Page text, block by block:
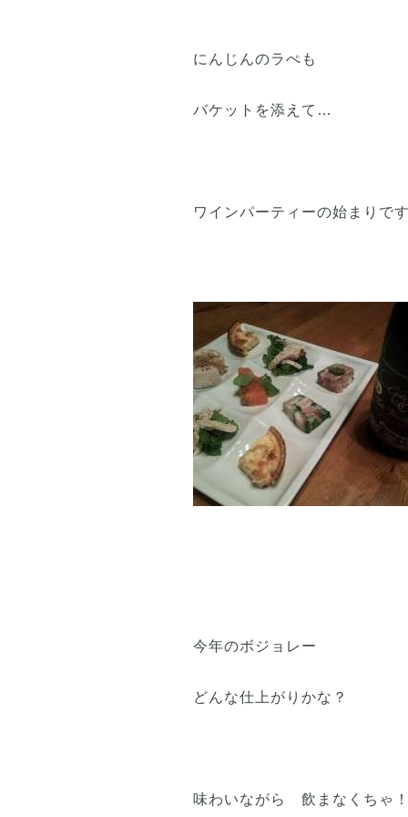
にんじんのラぺも
バケットを添えて…
ワインパーティーの始まりで
今年のボジョレー
どんな仕上がりかな？
味わいながら 飲まなくちゃ